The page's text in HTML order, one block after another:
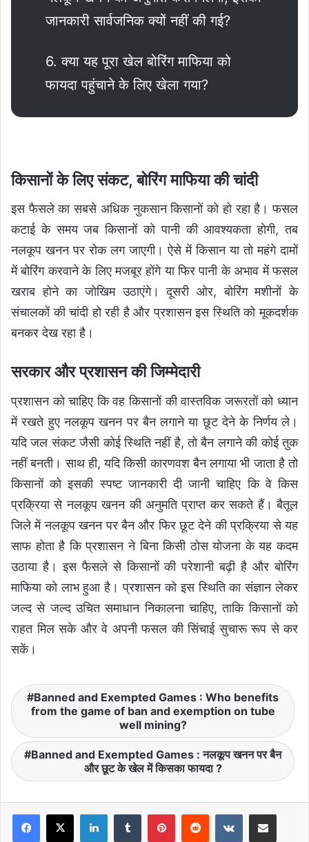
जानकारी सार्वजनिक क्यों नहीं की गई?
6. क्या यह पूरा खेल बोरिंग माफिया को
फायदा पहुंचाने के लिए खेला गया?
किसानों के लिए संकट, बोरिंग माफिया की चांदी
इस फैसले का सबसे अधिक नुकसान किसानों को हो रहा है। फसल
कटाई के समय जब किसानों को पानी की आवश्यकता होगी, तब
नलकूप खनन पर रोक लग जाएगी। ऐसे में किसान या तो महंगे दामों
में बोरिंग करवाने के लिए मजबूर होंगे या फिर पानी के अभाव में फसल
खराब होने का जोखिम उठाएंगे। दूसरी ओर, बोरिंग मशीनों के
संचालकों की चांदी हो रही है और प्रशासन इस स्थिति को मूकदर्शक
बनकर देख रहा है।
सरकार और प्रशासन की जिम्मेदारी
प्रशासन को चाहिए कि वह किसानों की वास्तविक जरूरतों को ध्यान
में रखते हुए नलकूप खनन पर बैन लगाने या छूट देने के निर्णय ले।
यदि जल संकट जैसी कोई स्थिति नहीं है, तो बैन लगाने की कोई तुक
नहीं बनती। साथ ही, यदि किसी कारणवश बैन लगाया भी जाता है तो
किसानों को इसकी स्पष्ट जानकारी दी जानी चाहिए कि वे किस
प्रक्रिया से नलकूप खनन की अनुमति प्राप्त कर सकते हैं। बैतूल
जिले में नलकूप खनन पर बैन और फिर छूट देने की प्रक्रिया से यह
साफ होता है कि प्रशासन ने बिना किसी ठोस योजना के यह कदम
उठाया है। इस फैसले से किसानों की परेशानी बढ़ी है और बोरिंग
माफिया को लाभ हुआ है। प्रशासन को इस स्थिति का संज्ञान लेकर
जल्द से जल्द उचित समाधान निकालना चाहिए, ताकि किसानों को
राहत मिल सके और वे अपनी फसल की सिंचाई सुचारू रूप से कर
सकें।
Banned and Exempted Games : Who benefits
from the game of ban and exemption on tube
well mining?
Banned and Exempted Games : नलकूप खनन पर बैन
और छूट के खेल में किसका फायदा ?